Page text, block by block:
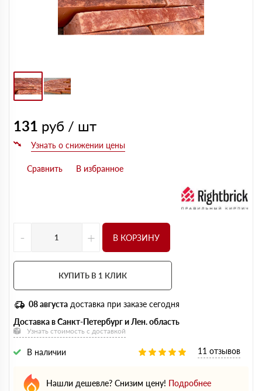
131 руб / шт
- + В КОРЗИНУ
КУПИТЬ В 1 КЛИК
08 августа доставка при заказе сегодня
Доставка в Санкт-Петербург и Лен. область
Узнать стоимость с доставкой
В наличии 11 отзывов
Нашли дешевле? Снизим цену! Подробнее